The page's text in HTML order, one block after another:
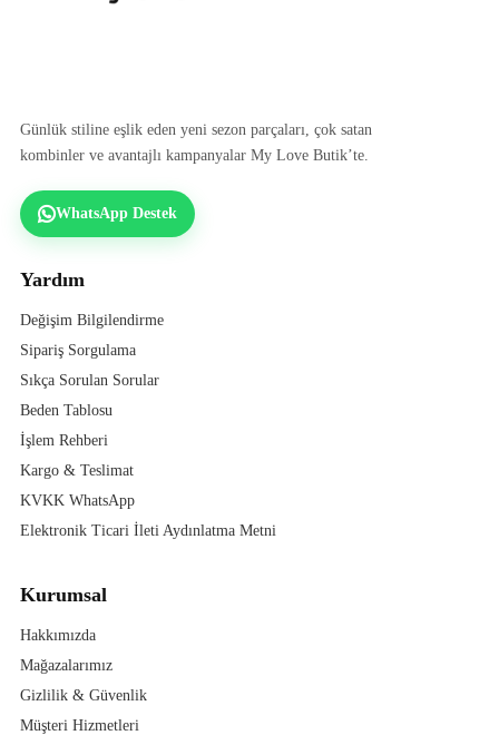
Günlük stiline eşlik eden yeni sezon parçaları, çok satan
kombinler ve avantajlı kampanyalar My Love Butik’te.
WhatsApp Destek
Yardım
Değişim Bilgilendirme
Sipariş Sorgulama
Sıkça Sorulan Sorular
Beden Tablosu
İşlem Rehberi
Kargo & Teslimat
KVKK WhatsApp
Elektronik Ticari İleti Aydınlatma Metni
Kurumsal
Hakkımızda
Mağazalarımız
Gizlilik & Güvenlik
Müşteri Hizmetleri